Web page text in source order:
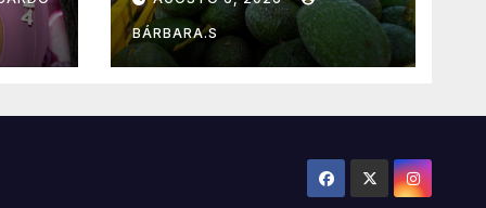
exportación de
aguacate
BÁRBARA.S